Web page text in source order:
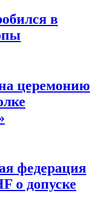
в
церемонию
федерация
о допуске